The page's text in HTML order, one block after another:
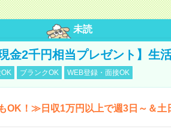
未読
金2千円相当プレゼント】生
ブランクOK WEB登録・面接OK
OK！≫日収1万円以上で週3日～＆土